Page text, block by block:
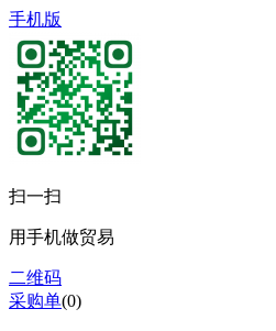
手机版
扫一扫
用手机做贸易
二维码
采购单(0)